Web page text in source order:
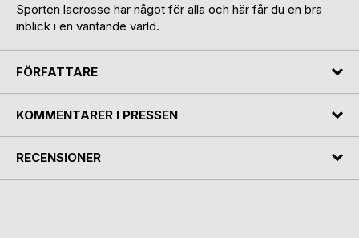
Sporten lacrosse har något för alla och här får du en bra
inblick i en väntande värld.
FÖRFATTARE
KOMMENTARER I PRESSEN
RECENSIONER